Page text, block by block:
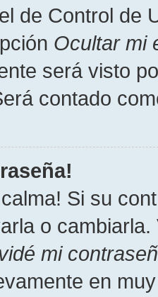
de Control de
Ocultar mi
será visto
contado
Si su
o
mi
en